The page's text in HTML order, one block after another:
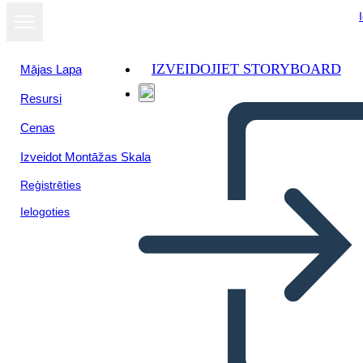
Mājas Lapa
Resursi
Cenas
Izveidot Montāžas Skala
Reģistrēties
Ielogoties
IZVEIDOJIET STORYBOARD